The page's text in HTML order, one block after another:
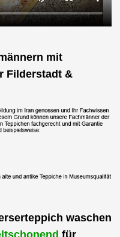
mit
Filderstadt &
waschen